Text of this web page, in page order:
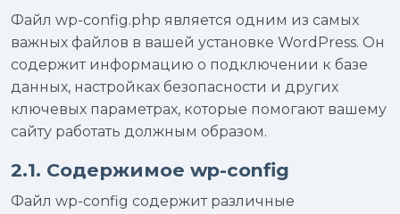
Файл wp-config.php является одним из самых
важных файлов в вашей установке WordPress. Он
содержит информацию о подключении к базе
данных, настройках безопасности и других
ключевых параметрах, которые помогают вашему
сайту работать должным образом.
2.1. Содержимое wp-config
Файл wp-config содержит различные